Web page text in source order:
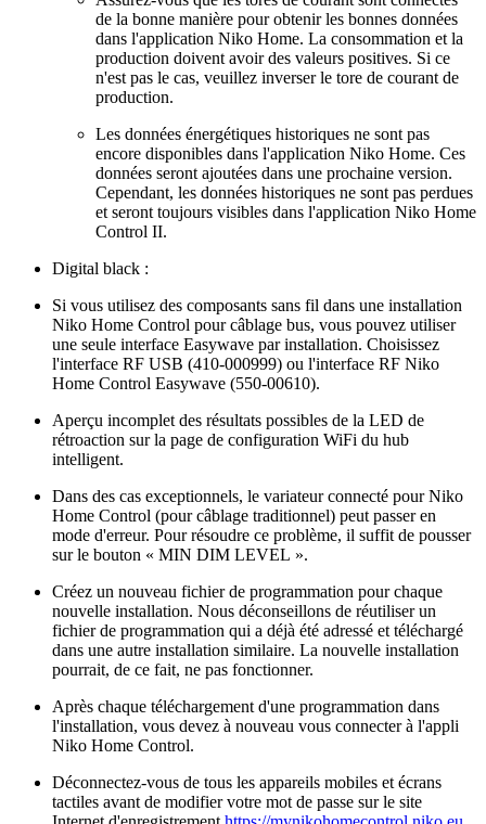
de la bonne manière pour obtenir les bonnes données
dans l'application Niko Home. La consommation et la
production doivent avoir des valeurs positives. Si ce
n'est pas le cas, veuillez inverser le tore de courant de
production.
Les données énergétiques historiques ne sont pas
encore disponibles dans l'application Niko Home. Ces
données seront ajoutées dans une prochaine version.
Cependant, les données historiques ne sont pas perdues
et seront toujours visibles dans l'application Niko Home
Control II.
Digital black :
Si vous utilisez des composants sans fil dans une installation
Niko Home Control pour câblage bus, vous pouvez utiliser
une seule interface Easywave par installation. Choisissez
l'interface RF USB (410-000999) ou l'interface RF Niko
Home Control Easywave (550-00610).
Aperçu incomplet des résultats possibles de la LED de
rétroaction sur la page de configuration WiFi du hub
intelligent.
Dans des cas exceptionnels, le variateur connecté pour Niko
Home Control (pour câblage traditionnel) peut passer en
mode d'erreur. Pour résoudre ce problème, il suffit de pousser
sur le bouton « MIN DIM LEVEL ».
Créez un nouveau fichier de programmation pour chaque
nouvelle installation. Nous déconseillons de réutiliser un
fichier de programmation qui a déjà été adressé et téléchargé
dans une autre installation similaire. La nouvelle installation
pourrait, de ce fait, ne pas fonctionner.
Après chaque téléchargement d'une programmation dans
l'installation, vous devez à nouveau vous connecter à l'appli
Niko Home Control.
Déconnectez-vous de tous les appareils mobiles et écrans
tactiles avant de modifier votre mot de passe sur le site